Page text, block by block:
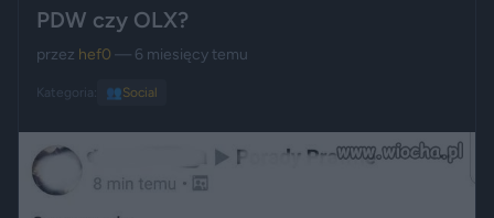
PDW czy OLX?
przez hef0 — 6 miesięcy temu
Kategoria: 👥Social